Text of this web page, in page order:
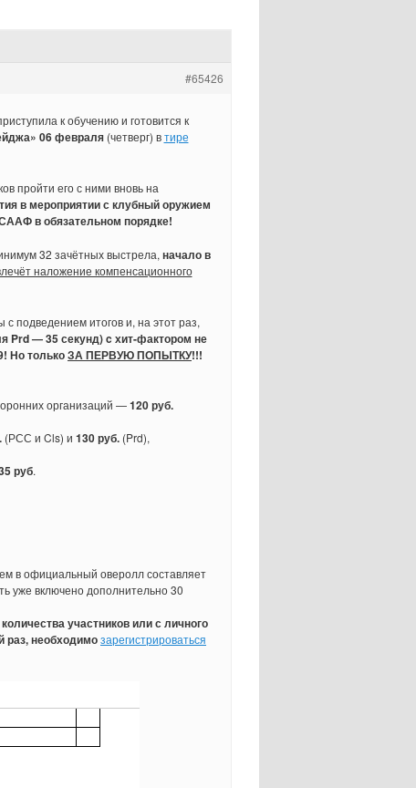
#65426
к обучению и готовится к
06 февраля(четверг) втире
пройти его с ними вновь на
в мероприятии с клубный оружием
в обязательном порядке!
32 зачётных выстрела, начало в
наложение компенсационного
подведением итогов и, на этот раз,
Prd — 35 секунд) c хит-фактором не
Но толькоЗА ПЕРВУЮ ПОПЫТКУ!!!
организаций —120 руб.
(РСС и Cls) и 130 руб. (Prd),
руб.
в официальный оверолл составляет
уже включено дополнительно 30
участников или с личного
раз, необходимозарегистрироваться